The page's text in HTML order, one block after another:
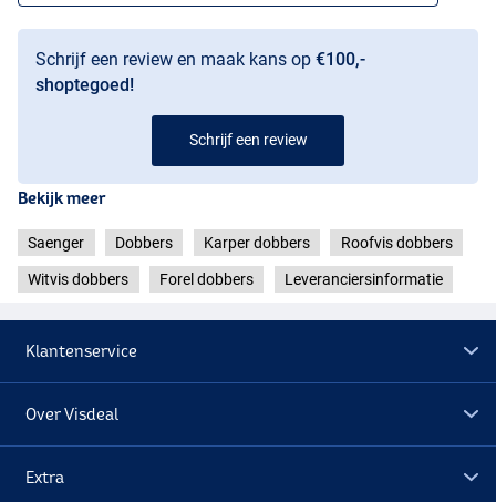
Schrijf een review en maak kans op €100,-
shoptegoed!
Schrijf een review
Bekijk meer
Saenger Dobbers Karper dobbers Roofvis dobbers
Witvis dobbers Forel dobbers Leveranciersinformatie
Klantenservice
Over Visdeal
Extra